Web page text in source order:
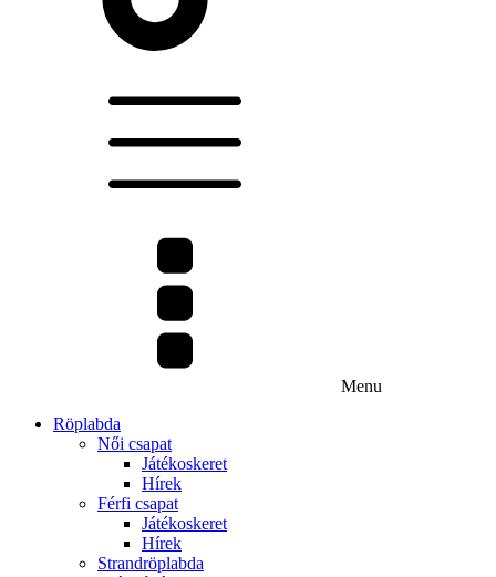
Menu
Röplabda
Női csapat
Játékoskeret
Hírek
Férfi csapat
Játékoskeret
Hírek
Strandröplabda